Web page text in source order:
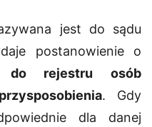
jest do sądu
postanowienie o
do rejestru osób
. Gdy
dla danej